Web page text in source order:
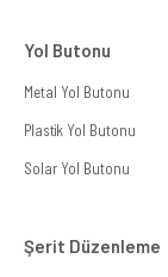
Yol Butonu
Metal Yol Butonu
Plastik Yol Butonu
Solar Yol Butonu
Şerit Düzenleme